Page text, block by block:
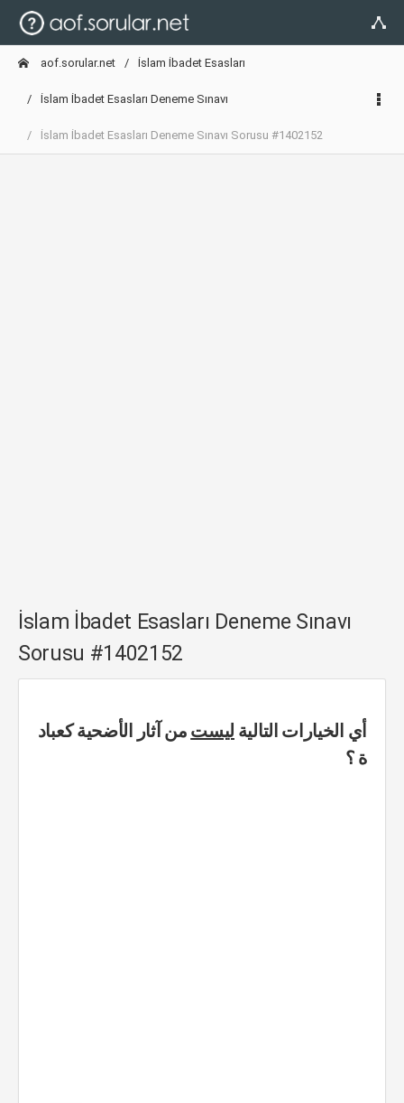
aof.sorular.net İslam İbadet Esasları
İslam İbadet Esasları Deneme Sınavı
İslam İbadet Esasları Deneme Sınavı Sorusu #1402152
İslam İbadet Esasları Deneme Sınavı
Sorusu #1402152
أي الخيارات التالية ليستمن آثار الأضحية كعباد
ة ؟